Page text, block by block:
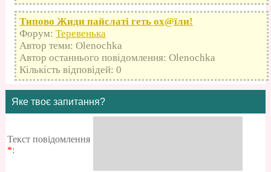
Типово Жиди пайслаті геть оx@їли!
Форум: Теревенька
Автор теми: Olenochka
Автор останнього повідомлення: Olenochka
Кількість відповідей: 0
Яке твоє запитання?
Текст повідомлення
*: